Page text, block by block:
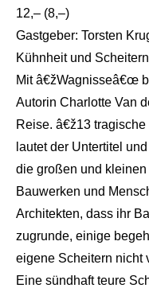
12,– (8,–)
Gastgeber: Torsten
Kühnheit und
Mit â€žWagnisseâ€œ
Autorin Charlotte Van
Reise. â€ž13
lautet der Untertitel
die großen und
Bauwerken und
Architekten, dass ihr
zugrunde, einige
eigene Scheitern nicht
Eine sündhaft teure